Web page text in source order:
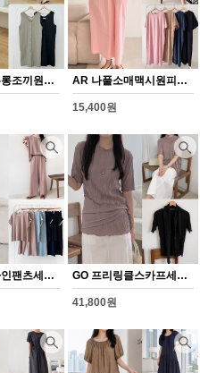
OK 코지버튼롱조끼원피스(Y376H608) AR 나풀소매맥시원피스(Y377H608)
15,400원
AR 쿨배색라인팬츠세트(Y379H608) GO 프리링클스카프세트(Y380H608)
41,800원